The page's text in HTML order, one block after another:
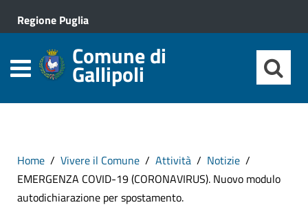
Regione Puglia
Comune di
Gallipoli
Home Vivere il Comune Attività
Notizie
EMERGENZA COVID-19 (CORONAVIRUS). Nuovo modulo
autodichiarazione per spostamento.